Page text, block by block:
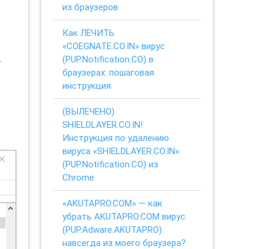
из браузеров
Как ЛЕЧИТЬ
«COEGNATE.CO.IN» вирус
(PUP.Notification.CO) в
браузерах: пошаговая
инструкция
(ВЫЛЕЧЕНО)
SHIELDLAYER.CO.IN!
Инструкция по удалению
вируса «SHIELDLAYER.CO.IN»
(PUP.Notification.CO) из
Chrome
«AKUTAPRO.COM» — как
убрать AKUTAPRO.COM вирус
(PUP.Adware.AKUTAPRO)
навсегда из моего браузера?